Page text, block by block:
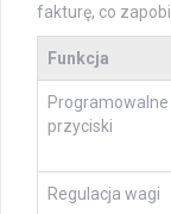
fakturę, co
Funkcja
Programowalne
przyciski
Regulacja wagi